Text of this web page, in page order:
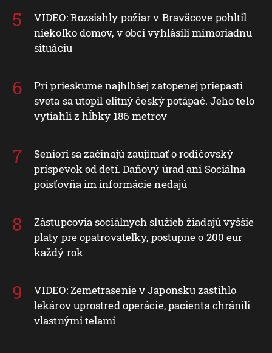
VIDEO: Rozsiahly požiar v Braväcove pohltil
niekoľko domov, v obci vyhlásili mimoriadnu
situáciu
Pri prieskume najhlbšej zatopenej priepasti
sveta sa utopil elitný český potápač. Jeho telo
vytiahli z hĺbky 186 metrov
Seniori sa začínajú zaujímať o rodičovský
príspevok od detí. Daňový úrad ani Sociálna
poisťovňa im informácie nedajú
Zástupcovia sociálnych služieb žiadajú vyššie
platy pre opatrovateľky, postupne o 200 eur
každý rok
VIDEO: Zemetrasenie v Japonsku zastihlo
lekárov uprostred operácie, pacienta chránili
vlastnými telami